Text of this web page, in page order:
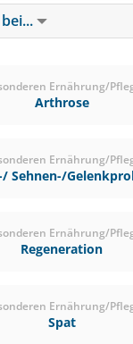
Ernährung/
Arthrose
Ernährung/
Sehnen-/
Ernährung/
Regeneration
Ernährung/
Spat